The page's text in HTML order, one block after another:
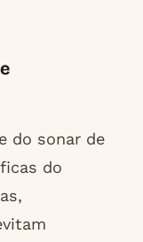
do sonar de
do